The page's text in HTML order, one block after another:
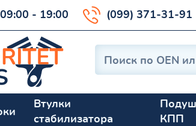
- 19:00 (099) 371-31-91
Втулки
стабилизатора
КПП